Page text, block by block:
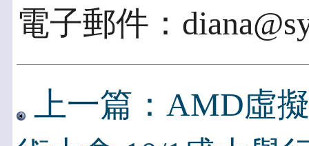
電子郵件：
上一篇：AMD虛